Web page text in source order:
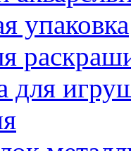
упаковка
для